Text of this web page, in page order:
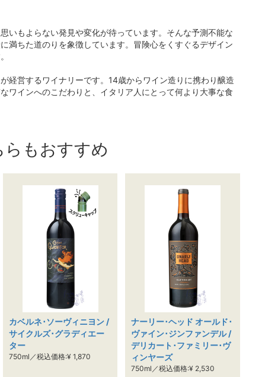
いもよらない発見や変化が待っています。そんな予測不能な
満ちた道のりを象徴しています。冒険心をくすぐるデザイン
経営するワイナリーです。14歳からワイン造りに携わり醸造
ワインへのこだわりと、イタリア人にとって何より大事な食
もおすすめ
カベルネ･ソーヴィニヨン /
サイクルズ･グラディエー
ター
750ml／税込価格:¥ 1,870
ナーリー･ヘッド オールド･
ヴァイン･ジンファンデル /
デリカート･ファミリー･ヴ
ィンヤーズ
750ml／税込価格:¥ 2,530